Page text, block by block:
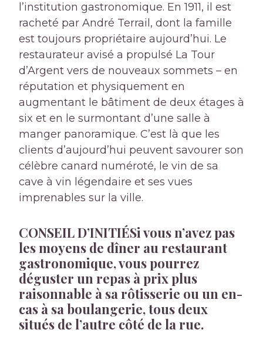
l’institution gastronomique. En 1911, il est
racheté par André Terrail, dont la famille
est toujours propriétaire aujourd’hui. Le
restaurateur avisé a propulsé La Tour
d’Argent vers de nouveaux sommets – en
réputation et physiquement en
augmentant le bâtiment de deux étages à
six et en le surmontant d’une salle à
manger panoramique. C’est là que les
clients d’aujourd’hui peuvent savourer son
célèbre canard numéroté, le vin de sa
cave à vin légendaire et ses vues
imprenables sur la ville.
CONSEIL D’INITIÉSi vous n’avez pas
les moyens de dîner au restaurant
gastronomique, vous pourrez
déguster un repas à prix plus
raisonnable à sa rôtisserie ou un en-
cas à sa boulangerie, tous deux
situés de l’autre côté de la rue.